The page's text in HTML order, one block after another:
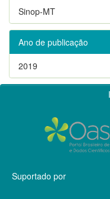
Sinop-MT
Ano de publicação
2019
Suportado por